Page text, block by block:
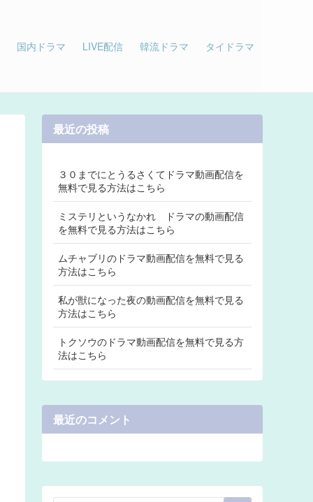
国内ドラマ LIVE配信 韓流ドラマ タイドラマ
最近の投稿
３０までにとうるさくてドラマ動画配信を
無料で見る方法はこちら
ミステリというなかれ ドラマの動画配信
を無料で見る方法はこちら
ムチャブリのドラマ動画配信を無料で見る
方法はこちら
私が獣になった夜の動画配信を無料で見る
方法はこちら
トクソウのドラマ動画配信を無料で見る方
法はこちら
最近のコメント